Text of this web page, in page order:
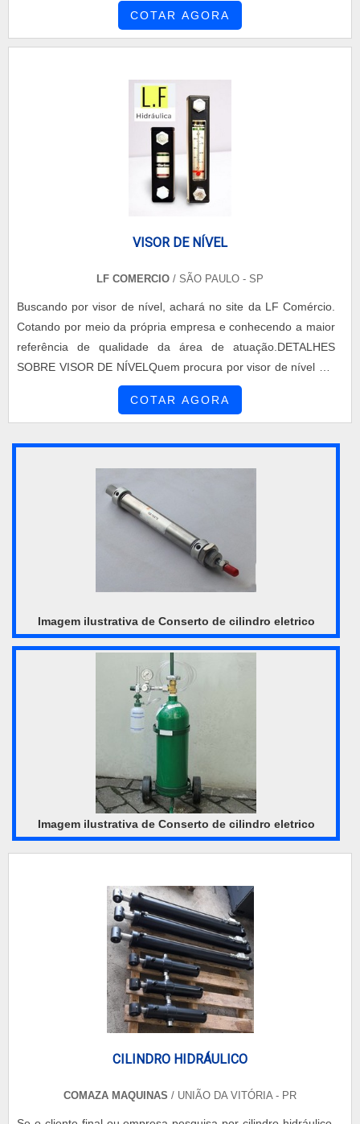
o cliente poderá contar ótima qualidade com ampla variedade
COTAR AGORA
VISOR DE NÍVEL
LF COMERCIO / SÃO PAULO - SP
Buscando por visor de nível, achará no site da LF Comércio.
Cotando por meio da própria empresa e conhecendo a maior
referência de qualidade da área de atuação.DETALHES
SOBRE VISOR DE NÍVELQuem procura por visor de nível em
uma empresa que preza pela segurança, depara com a LF
Comércio. Empresa especializada em mini centrais hidráulicas
melhor no mercado para cada cliente.Ainda focan...
COTAR AGORA
Imagem ilustrativa de Conserto de cilindro eletrico
Imagem ilustrativa de Conserto de cilindro eletrico
CILINDRO HIDRÁULICO
COMAZA MAQUINAS / UNIÃO DA VITÓRIA - PR